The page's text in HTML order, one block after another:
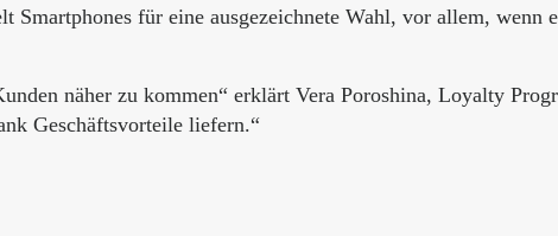
für eine ausgezeichnete Wahl, vor allem, wenn
näher zu kommen“ erklärt Vera Poroshina, Loyalty
Geschäftsvorteile liefern.“